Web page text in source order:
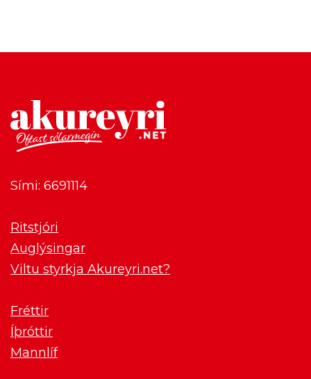
Sími: 6691114
Ritstjóri
Auglýsingar
Viltu styrkja Akureyri.net?
Fréttir
Íþróttir
Mannlíf